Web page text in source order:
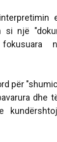
si një
për
dhe